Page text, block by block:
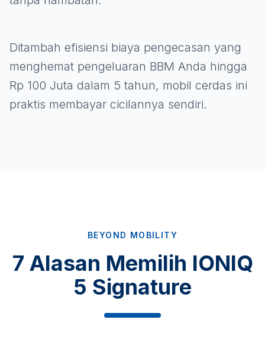
Ditambah efisiensi biaya pengecasan yang
menghemat pengeluaran BBM Anda hingga
Rp 100 Juta dalam 5 tahun, mobil cerdas ini
praktis membayar cicilannya sendiri.
BEYOND MOBILITY
7 Alasan Memilih IONIQ
5 Signature